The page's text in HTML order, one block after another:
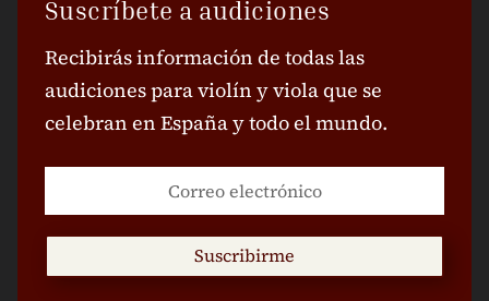
Suscríbete a audiciones
Recibirás información de todas las
audiciones para violín y viola que se
celebran en España y todo el mundo.
Suscribirme